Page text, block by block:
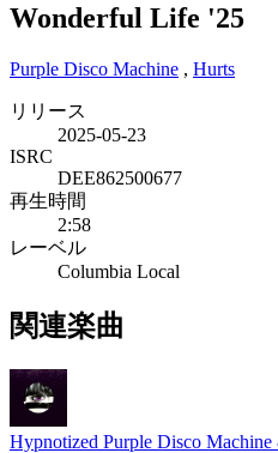
Wonderful Life '25
Purple Disco Machine , Hurts
リリース
2025-05-23
ISRC
DEE862500677
再生時間
2:58
レーベル
Columbia Local
関連楽曲
Hypnotized Purple Disco Machine